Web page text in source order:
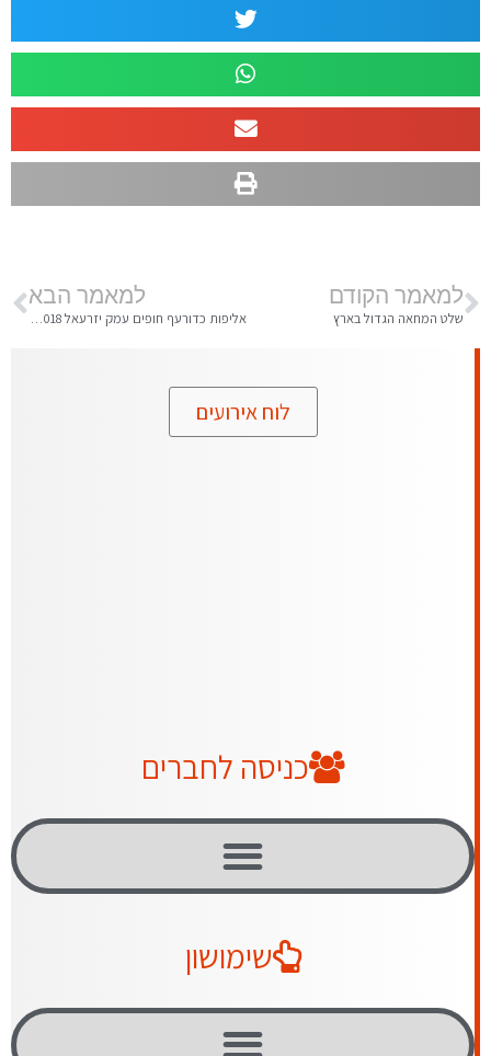
למאמר הקודם
שלט המחאה הגדול בארץ
למאמר הבא
אליפות כדורעף חופים עמק יזרעאל 2018 – הזוכים הגדולים
לוח אירועים
כניסה לחברים
שימושון